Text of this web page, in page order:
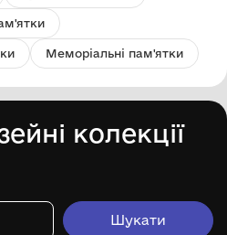
Меморіальні пам'ятки
колекції